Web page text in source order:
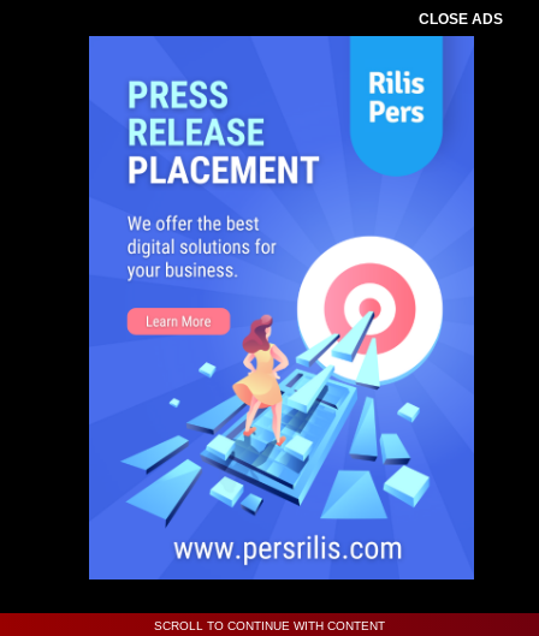
CLOSE ADS
SCROLL TO CONTINUE WITH CONTENT